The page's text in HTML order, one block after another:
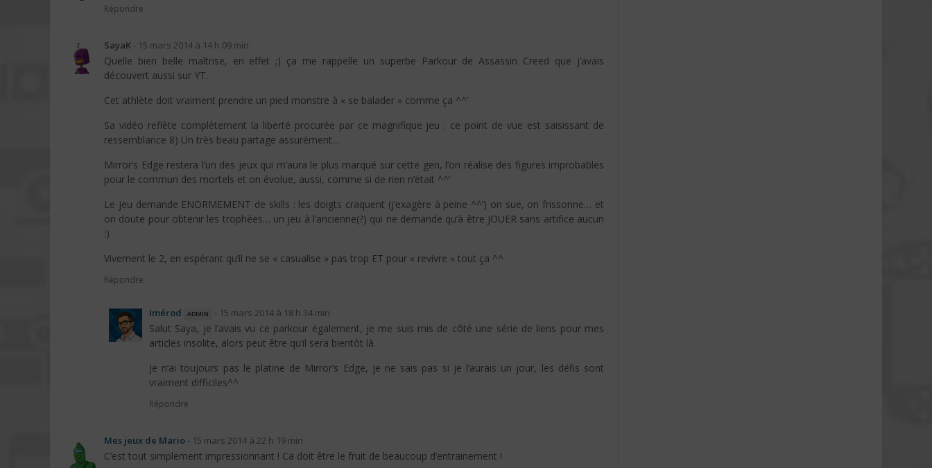
Répondre
SayaK - 15 mars 2014 à 14 h 09 min
Quelle bien belle maîtrise, en effet ;) ça me rappelle un superbe Parkour de Assassin Creed que j’avais
découvert aussi sur YT.
Cet athlète doit vraiment prendre un pied monstre à « se balader » comme ça ^^’
Sa vidéo reflète complètement la liberté procurée par ce magnifique jeu : ce point de vue est saisissant de
ressemblance 8) Un très beau partage assurément…
Mirror’s Edge restera l’un des jeux qui m’aura le plus marqué sur cette gen, l’on réalise des figures improbables
pour le commun des mortels et on évolue, aussi, comme si de rien n’était ^^’
Le jeu demande ENORMEMENT de skills : les doigts craquent (j’exagère à peine ^^’) on sue, on frissonne… et
on doute pour obtenir les trophées… un jeu à l’ancienne(?) qui ne demande qu’à être JOUER sans artifice aucun
:)
Vivement le 2, en espérant qu’il ne se « casualise » pas trop ET pour « revivre » tout ça ^^
Répondre
Imérod admin - 15 mars 2014 à 18 h 34 min
Salut Saya, je l’avais vu ce parkour également, je me suis mis de côté une série de liens pour mes
articles insolite, alors peut être qu’il sera bientôt là.
Je n’ai toujours pas le platine de Mirror’s Edge, je ne sais pas si je l’aurais un jour, les défis sont
vraiment difficiles^^
Répondre
Mes jeux de Mario - 15 mars 2014 à 22 h 19 min
C’est tout simplement impressionnant ! Ca doit être le fruit de beaucoup d’entrainement !